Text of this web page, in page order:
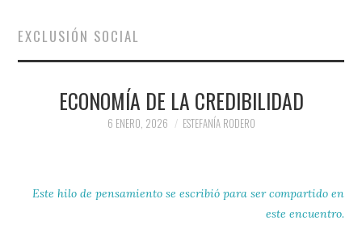
HACER BOSQUE (SALA DE
PRENSA Y
COLABORACIONES)
EXCLUSIÓN SOCIAL
ECONOMÍA DE LA CREDIBILIDAD
6 ENERO, 2026 ESTEFANÍA RODERO
Este hilo de pensamiento se escribió para ser compartido en
este encuentro.